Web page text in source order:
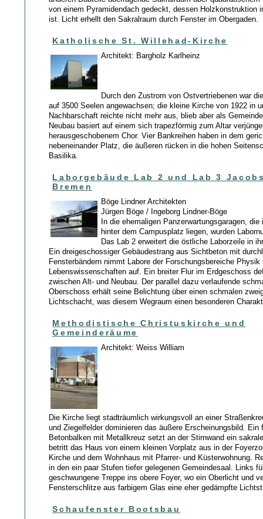
von einem Pyramidendach gedeckt, dessen Holzkonstruktion
ist. Licht erhellt den Sakralraum durch Fenster im Obergaden.
Katholische St. Willehad-Kirche
Architekt: Bargholz Karlheinz
Durch den Zustrom von Ostvertriebenen war
auf 3500 Seelen angewachsen; die kleine Kirche von 1922 in
Nachbarschaft reichte nicht mehr aus, blieb aber als
Neubau basiert auf einem sich trapezförmig zum Altar
herausgeschobenem Chor. Vier Bankreihen haben in dem
nebeneinander Platz, die äußeren rücken in die hohen
Basilika.
Laborgebäude Lab 2 und Lab 3
Bremen
Böge Lindner Architekten
Jürgen Böge / Ingeborg Lindner-Böge
In die ehemaligen Panzerwartungsgaragen,
hinter dem Campusplatz liegen, wurden
Das Lab 2 erweitert die östliche Laborzeile in
Ein dreigeschossiger Gebäudestrang aus Sichtbeton mit
Fensterbändern nimmt Labore der Forschungsbereiche Physik
Lebenswissenschaften auf. Ein breiter Flur im Erdgeschoss
zwischen Alt- und Neubau. Der parallel dazu verlaufende
Oberschoss erhält seine Belichtung über einen schmalen
Lichtschacht, was diesem Wegraum einen besonderen
Methodistische Christuskirche und
Gemeinderäume
Architekt: Weiss William
Die Kirche liegt stadträumlich wirkungsvoll an einer
und Ziegelfelder dominieren das äußere Erscheinungsbild. Ein
Betonbalken mit Metallkreuz setzt an der Stirnwand ein
betritt das Haus von einem kleinen Vorplatz aus in der
Kirche und dem Wohnhaus mit Pfarrer- und Küsterwohnung.
in den ein paar Stufen tiefer gelegenen Gemeindesaal. Links
geschwungene Treppe ins obere Foyer, wo ein Oberlicht und
Fensterschlitze aus farbigem Glas eine eher gedämpfte
Schaufenster Bootsbau